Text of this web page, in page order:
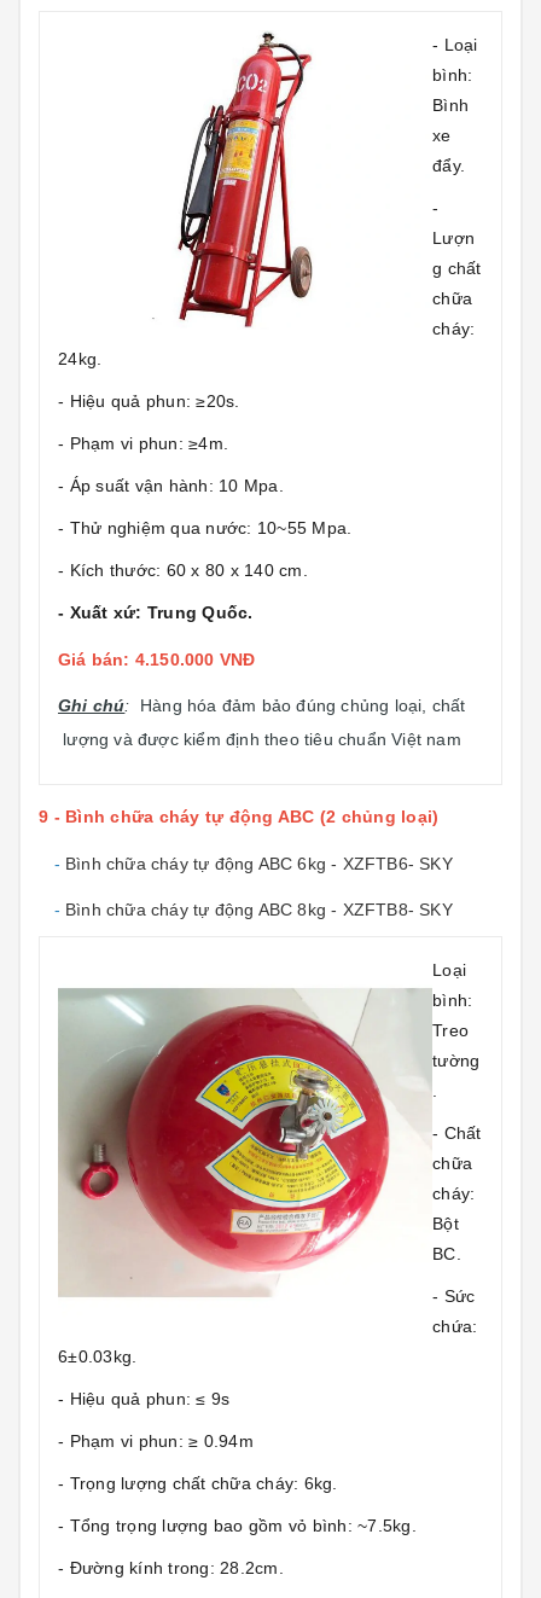
- Loại
bình:
Bình
xe
đẩy.
-
Lượn
g chất
chữa
cháy:
24kg.
- Hiệu quả phun: ≥20s.
- Phạm vi phun: ≥4m.
- Áp suất vận hành: 10 Mpa.
- Thử nghiệm qua nước: 10~55 Mpa.
- Kích thước: 60 x 80 x 140 cm.
- Xuất xứ: Trung Quốc.
Giá bán: 4.150.000 VNĐ
Ghi chú: Hàng hóa đảm bảo đúng chủng loại, chất
lượng và được kiểm định theo tiêu chuẩn Việt nam
9 - Bình chữa cháy tự động ABC (2 chủng loại)
- Bình chữa cháy tự động ABC 6kg - XZFTB6- SKY
- Bình chữa cháy tự động ABC 8kg - XZFTB8- SKY
Loại
bình:
Treo
tường
- Chất
chữa
cháy:
Bột
BC.
- Sức
chứa:
6±0.03kg.
- Hiệu quả phun: ≤ 9s
- Phạm vi phun: ≥ 0.94m
- Trọng lượng chất chữa cháy: 6kg.
- Tổng trọng lượng bao gồm vỏ bình: ~7.5kg.
- Đường kính trong: 28.2cm.